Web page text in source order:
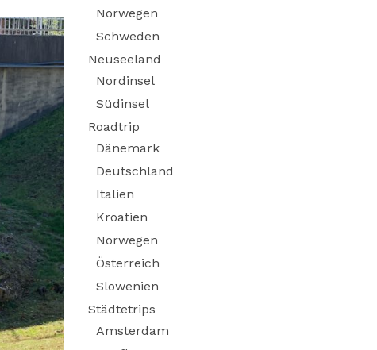
Norwegen
Schweden
Neuseeland
Nordinsel
Südinsel
Roadtrip
Dänemark
Deutschland
Italien
Kroatien
Norwegen
Österreich
Slowenien
Städtetrips
Amsterdam